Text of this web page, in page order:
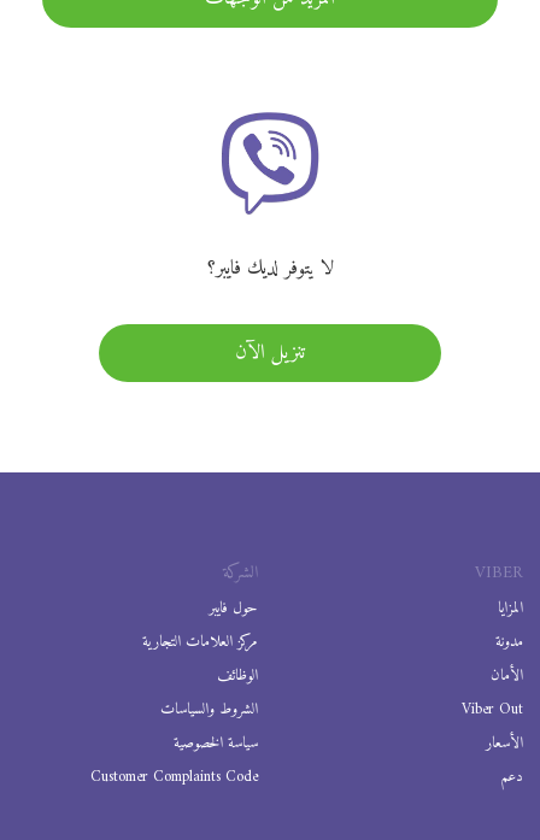
لا يتوفر لديك فايبر؟
تنزيل الآن
VIBER
المزايا
مدونة
الأمان
Viber Out
الأسعار
دعم
الشركة
حول فايبر
مركز العلامات التجارية
الوظائف
الشروط والسياسات
سياسة الخصوصية
Customer Complaints Code